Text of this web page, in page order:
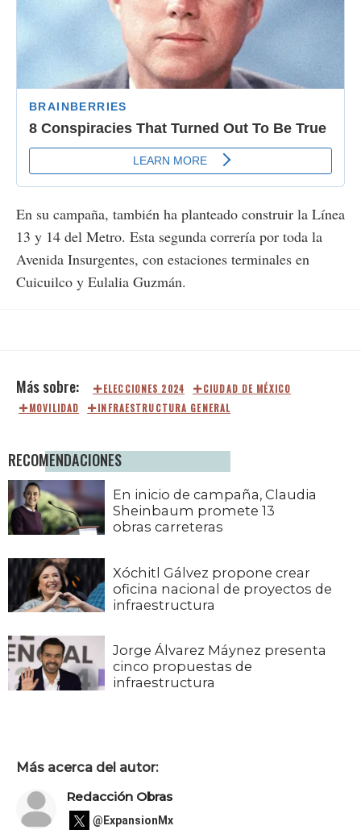
En su campaña, también ha planteado construir la Línea
13 y 14 del Metro. Esta segunda correría por toda la
Avenida Insurgentes, con estaciones terminales en
Cuicuilco y Eulalia Guzmán.
ELECCIONES 2024
CIUDAD DE MÉXICO
MOVILIDAD
INFRAESTRUCTURA GENERAL
RECOMENDACIONES
En inicio de campaña, Claudia
Sheinbaum promete 13
obras carreteras
Xóchitl Gálvez propone crear
oficina nacional de proyectos de
infraestructura
Jorge Álvarez Máynez presenta
cinco propuestas de
infraestructura
Más acerca del autor:
Redacción Obras
@ExpansionMx